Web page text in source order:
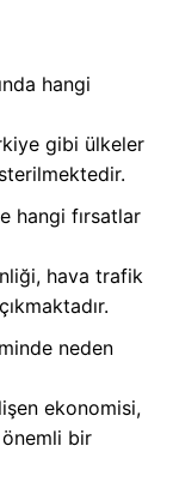
hangi
gibi ülkeler
hangi fırsatlar
hava trafik
neden
ekonomisi,
önemli bir